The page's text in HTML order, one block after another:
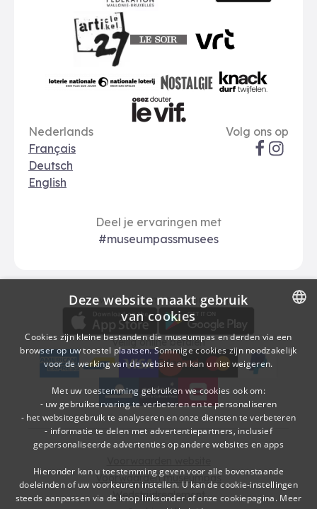
FWB
Art 27
Nostalgie
Taal opties
Nederlands
Français
Deutsch
English
Sociale
Volg ons op
Deel je ervaringen met
#museumpassmusees
Download
Download de museumpas-app
Betalingsopties
Veilig online betalen
American Express
bancontact
visa
Edenred
mc
paypal
kbc
Sodexo Cultuurcheques
belfius
Voorwaarden museumpas
Wedstrijdreglement
DUTCH
FRENCH
Deze website maakt gebruik
van cookies
Cookies zijn kleine bestanden die museumpas en derden via een
browser op uw toestel plaatsen. Sommige cookies zijn noodzakelijk
voor de werking van de website en kan u niet weigeren.
Met uw toestemming gebruiken we cookies ook om:
- uw gebruikservaring te verbeteren en te personaliseren
- het websitegebruik te analyseren en onze diensten te verbeteren
- informatie te delen met advertentiepartners, inclusief
gepersonaliseerde advertenties op andere websites en apps
Hieronder kan u toestemming geven voor alle bovenstaande
doeleinden of uw voorkeuren instellen. U kan de cookie-instellingen
steeds aanpassen via de knop linksonder of onze cookiepagina. Meer